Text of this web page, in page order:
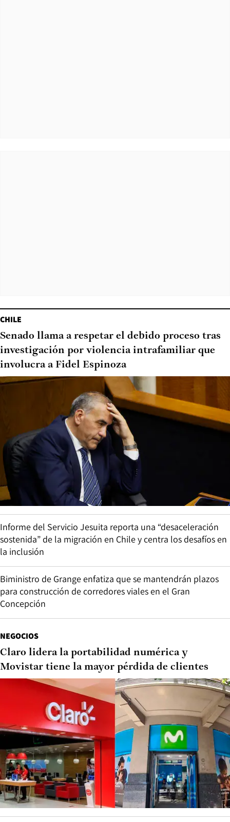
CHILE
Senado llama a respetar el debido proceso tras
investigación por violencia intrafamiliar que
involucra a Fidel Espinoza
Informe del Servicio Jesuita reporta una “desaceleración
sostenida” de la migración en Chile y centra los desafíos en
la inclusión
Biministro de Grange enfatiza que se mantendrán plazos
para construcción de corredores viales en el Gran
Concepción
NEGOCIOS
Claro lidera la portabilidad numérica y
Movistar tiene la mayor pérdida de clientes